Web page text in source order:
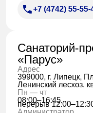
+7 (4742) 55-55-
Санаторий-
«Парус»
Адрес
399000, г. Липецк,
Ленинский лесхоз,
Пн — чт
08:00–16:45
перерыв